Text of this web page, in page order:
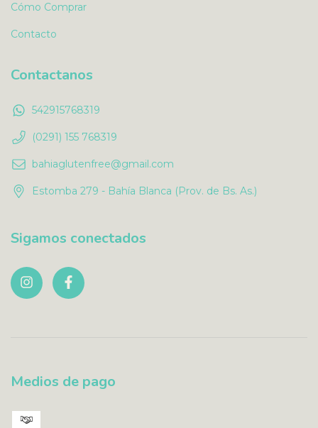
Cómo Comprar
Contacto
Contactanos
542915768319
(0291) 155 768319
bahiaglutenfree@gmail.com
Estomba 279 - Bahía Blanca (Prov. de Bs. As.)
Sigamos conectados
Medios de pago